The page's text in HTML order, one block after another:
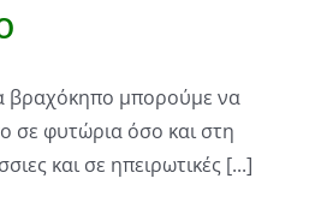
βραχόκηπο μπορούμε να
σε φυτώρια όσο και στη
και σε ηπειρωτικές [...]